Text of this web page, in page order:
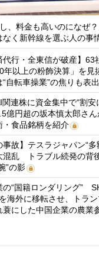
、料金も高いのになぜ
く新幹線を選ぶ人の事
代行・全東信が破産】
年以上の粉飾決算」を見
自転車操業”の焦りも表
連株に資金集中で“割安
円超の坂本慎太郎さん
食品銘柄を紹介
事故】テスラジャパン“
混乱 トラブル続発の背
”の影
“国籍ロンダリング”
海外に移転させ、トラ
にした中国企業の農業